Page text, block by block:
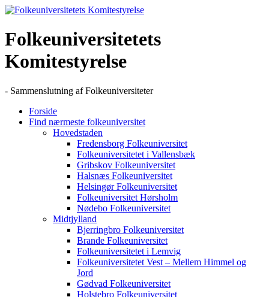
Skip
content
Folkeuniversitetets
Komitestyrelse
- Sammenslutning af Folkeuniversiteter
Forside
Find nærmeste folkeuniversitet
Hovedstaden
Fredensborg Folkeuniversitet
Folkeuniversitetet i Vallensbæk
Gribskov Folkeuniversitet
Halsnæs Folkeuniversitet
Helsingør Folkeuniversitet
Folkeuniversitet Hørsholm
Nødebo Folkeuniversitet
Midtjylland
Bjerringbro Folkeuniversitet
Brande Folkeuniversitet
Folkeuniversitetet i Lemvig
Folkeuniversitetet Vest – Mellem Himmel og
Jord
Gødvad Folkeuniversitet
Holstebro Folkeuniversitet